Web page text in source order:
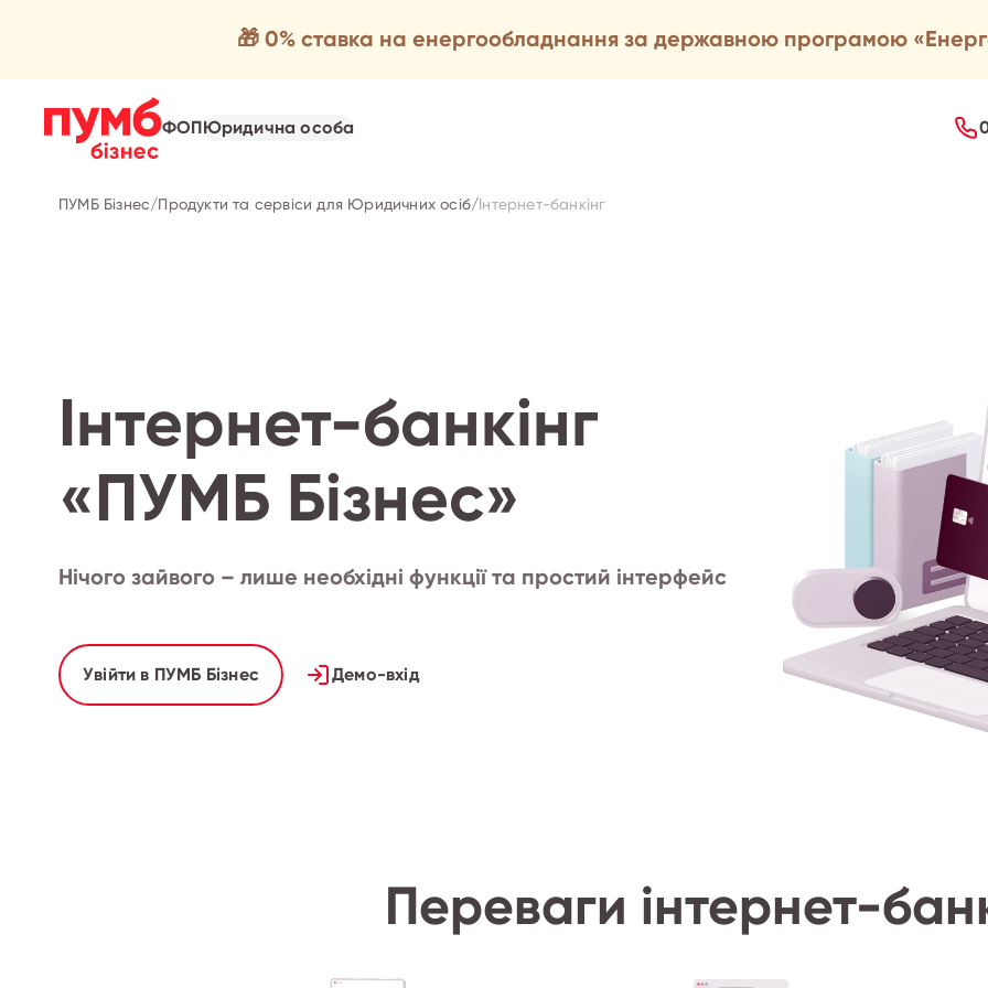
🎁 0% ставка на енергообладнання за державною програмою
ФОП Юридична особа
ПУМБ Бізнес/ Продукти та сервіси для Юридичних осіб/ Інтернет-банкінг
Інтернет-банкінг
«ПУМБ Бізнес»
Нічого зайвого – лише необхідні функції та простий інтерфейс
Увійти в ПУМБ Бізнес Демо-вхід
Переваги інтернет-